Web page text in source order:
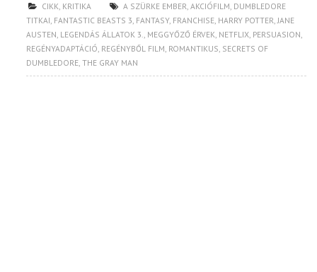
CIKK, KRITIKA A SZÜRKE EMBER,AKCIÓFILM, DUMBLEDORE
TITKAI, FANTASTIC BEASTS 3, FANTASY, FRANCHISE, HARRY POTTER,JANE
AUSTEN, LEGENDÁS ÁLLATOK 3., MEGGYŐZŐ ÉRVEK, NETFLIX, PERSUASION,
REGÉNYADAPTÁCIÓ, REGÉNYBŐL FILM, ROMANTIKUS, SECRETS OF
DUMBLEDORE,THE GRAY MAN